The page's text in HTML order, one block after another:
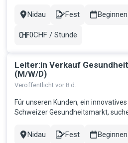
Teamleitung Wohngruppe. In dieser vielseitigen Funktion
und gestalten gemeinsam m...
Stadt
Nidau
Contract
Fest
Gehalt
0CHF / Stunde
Leiter:in Verkauf
(M/W/D)
Veröffentlicht vor 8 d.
Für unseren Kunden, ein
Schweizer Gesundheitsmarkt,
Leidenschaft für Verkauf und Menschen. Ihre
Stadt
Nidau
Contract
Fest